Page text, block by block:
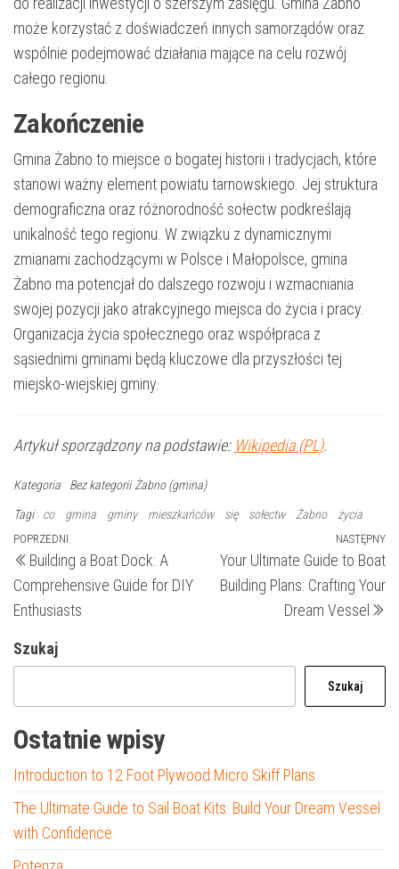
może korzystać z doświadczeń innych samorządów oraz
wspólnie podejmować działania mające na celu rozwój
całego regionu.
Zakończenie
Gmina Żabno to miejsce o bogatej historii i tradycjach, które
stanowi ważny element powiatu tarnowskiego. Jej struktura
demograficzna oraz różnorodność sołectw podkreślają
unikalność tego regionu. W związku z dynamicznymi
zmianami zachodzącymi w Polsce i Małopolsce, gmina
Żabno ma potencjał do dalszego rozwoju i wzmacniania
swojej pozycji jako atrakcyjnego miejsca do życia i pracy.
Organizacja życia społecznego oraz współpraca z
sąsiednimi gminami będą kluczowe dla przyszłości tej
miejsko-wiejskiej gminy.
Artykuł sporządzony na podstawie: Wikipedia (PL).
Kategoria Bez kategorii Żabno (gmina)
Tagi co gmina gminy mieszkańców się sołectw Żabno życia
Nawigacja
wpisu
Poprzedni
wpis
POPRZEDNI
Building a Boat Dock: A
Comprehensive Guide for DIY
Enthusiasts
NASTĘPNY
Your Ultimate Guide to Boat
Building Plans: Crafting Your
Dream Vessel
Szukaj
Szukaj
Ostatnie wpisy
Introduction to 12 Foot Plywood Micro Skiff Plans
The Ultimate Guide to Sail Boat Kits: Build Your Dream Vessel
with Confidence